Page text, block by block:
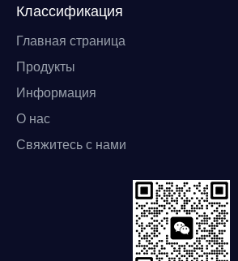
Классификация
Главная страница
Продукты
Информация
О нас
Свяжитесь с нами